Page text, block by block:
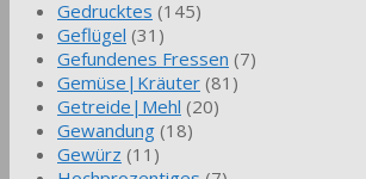
Gedrucktes (145)
Geflügel (31)
Gefundenes Fressen (7)
Gemüse|Kräuter (81)
Getreide|Mehl (20)
Gewandung (18)
Gewürz (11)